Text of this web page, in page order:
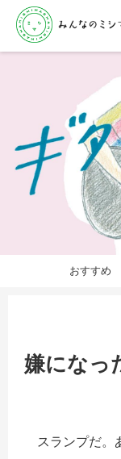
おすすめ
嫌になっ
スランプだ。